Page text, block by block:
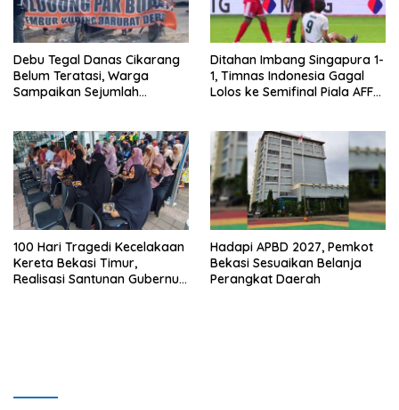
Debu Tegal Danas Cikarang
Belum Teratasi, Warga
Sampaikan Sejumlah
Ditahan Imbang Singapura 1-
1, Timnas Indonesia Gagal
Lolos ke Semifinal Piala AFF
100 Hari Tragedi Kecelakaan
Kereta Bekasi Timur,
Realisasi Santunan Gubernur
Hadapi APBD 2027, Pemkot
Bekasi Sesuaikan Belanja
Perangkat Daerah